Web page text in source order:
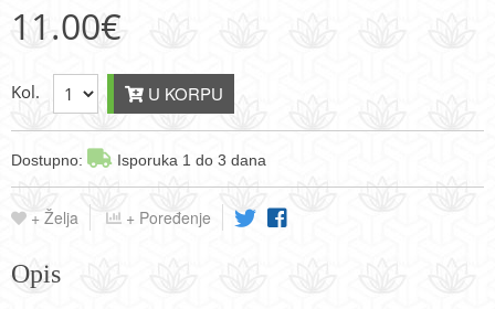
11.00€
Kol. U KORPU
Dostupno: Isporuka 1 do 3 dana
+ Želja + Poređenje
Opis